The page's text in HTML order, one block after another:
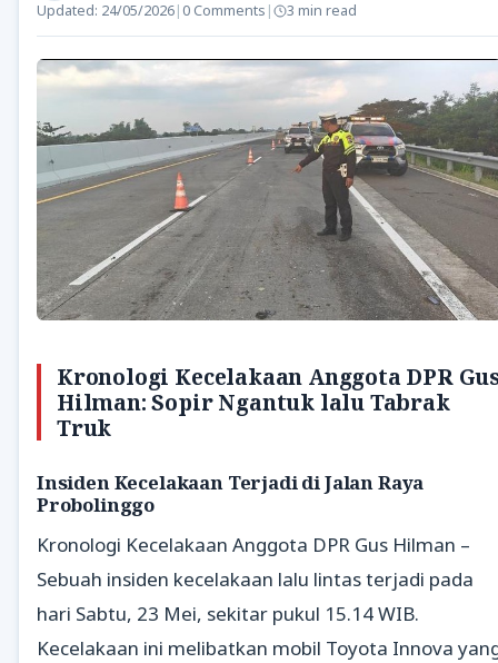
Updated: 24/05/2026| 0 Comments | 3 min read
Kronologi Kecelakaan Anggota DPR
Hilman: Sopir Ngantuk lalu Tabrak
Truk
Insiden Kecelakaan Terjadi di Jalan Raya
Probolinggo
Kronologi Kecelakaan Anggota DPR Gus Hilman –
Sebuah insiden kecelakaan lalu lintas terjadi pada
hari Sabtu, 23 Mei, sekitar pukul 15.14 WIB.
Kecelakaan ini melibatkan mobil Toyota Innova